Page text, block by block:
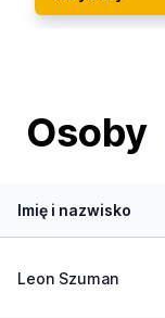
Osoby
Imię i nazwisko
Leon Szuman